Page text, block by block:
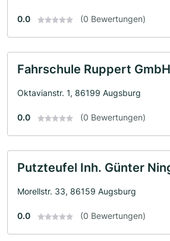
0.0 (0 Bewertungen)
Fahrschule Ruppert GmbH
Oktavianstr. 1, 86199 Augsburg
0.0 (0 Bewertungen)
Putzteufel Inh. Günter
Morellstr. 33, 86159 Augsburg
0.0 (0 Bewertungen)